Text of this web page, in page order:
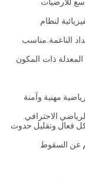
للأرضيات
لنظام
الناعمة.مناسب
ذات المكون
مهنية وآمنة
الاحترافي.
فعال وتقليل حدوث
عن السقوط